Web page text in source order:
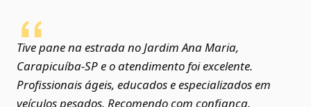
Tive pane na estrada no Jardim Ana Maria,
Carapicuíba‑SP e o atendimento foi excelente.
Profissionais ágeis, educados e especializados em
veículos pesados. Recomendo com confiança.